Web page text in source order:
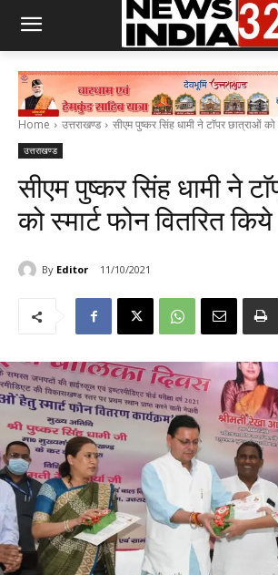
Home उत्तराखण्ड सीएम पुष्कर सिंह धामी ने टाॅपर छात्राओं को
उत्तराखण्ड
सीएम पुष्कर सिंह धामी ने
को स्मार्ट फोन वितरित किये
By Editor 11/10/2021